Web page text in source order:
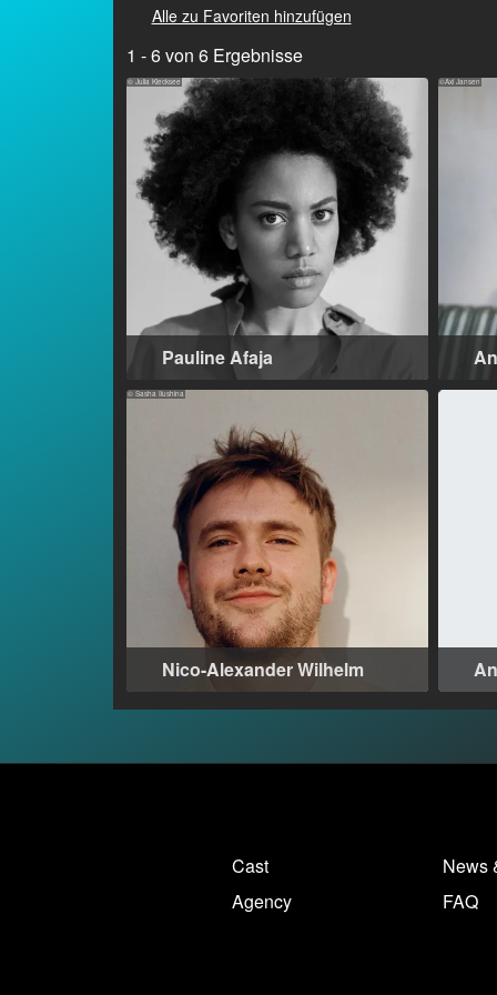
Alle zu Favoriten hinzufügen
1 - 6 von 6 Ergebnisse
© Julia Kiecksee
Berlin (DE)
Pauline Afaja
©Axl Jansen
© Sasha Ilushina
Hamburg (DE)
Nico-Alexander Wilhelm
Cast
Agency
News
FAQ